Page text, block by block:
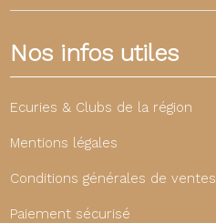
Nos infos utiles
Ecuries & Clubs de la région
Mentions légales
Conditions générales de ventes
Paiement sécurisé